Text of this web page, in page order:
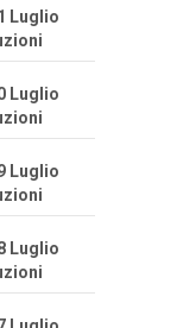
Luglio
Luglio
Luglio
Luglio